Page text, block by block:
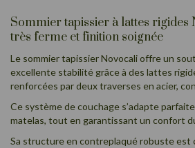
Sommier tapissier à lattes rigides
très ferme et finition soignée
Le sommier tapissier Novocali offre un
excellente stabilité grâce à des lattes
renforcées par deux traverses en acier,
Ce système de couchage s’adapte
matelas, tout en garantissant un confort
Sa structure en contreplaqué robuste est